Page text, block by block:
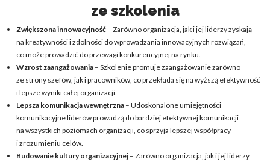
ze szkolenia
Zwiększona innowacyjność – Zarówno organizacja, jak i jej liderzy zyskają
na kreatywności i zdolności do wprowadzania innowacyjnych rozwiązań,
co może prowadzić do przewagi konkurencyjnej na rynku.
Wzrost zaangażowania – Szkolenie promuje zaangażowanie zarówno
ze strony szefów, jak i pracowników, co przekłada się na wyższą efektywność
i lepsze wyniki całej organizacji.
Lepsza komunikacja wewnętrzna – Udoskonalone umiejętności
komunikacyjne liderów prowadzą do bardziej efektywnej komunikacji
na wszystkich poziomach organizacji, co sprzyja lepszej współpracy
i zrozumieniu celów.
Budowanie kultury organizacyjnej – Zarówno organizacja, jak i jej liderzy